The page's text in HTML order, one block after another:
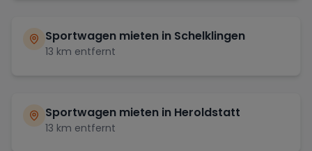
Sportwagen mieten in Schelklingen
13 km entfernt
Sportwagen mieten in Heroldstatt
13 km entfernt